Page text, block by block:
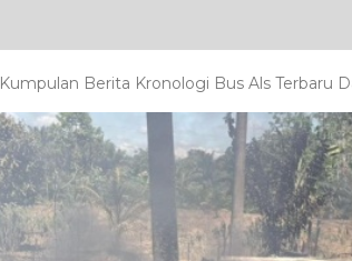
Kumpulan Berita Kronologi Bus Als Terbaru